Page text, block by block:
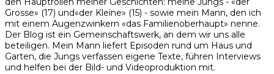
Grosse» (17) und«der Kleine» (15) - sowie mein Mann, den ich
mit einem Augenzwinkern «das Familienoberhaupt» nenne.
Der Blog ist ein Gemeinschaftswerk, an dem wir uns alle
beteiligen. Mein Mann liefert Episoden rund um Haus und
Garten, die Jungs verfassen eigene Texte, führen Interviews
und helfen bei der Bild- und Videoproduktion mit.